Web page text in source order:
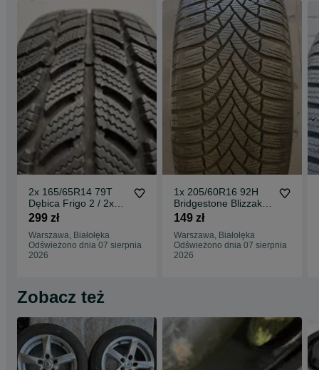
2x 165/65R14 79T
Dębica Frigo 2 / 2x
7mm [342]
299 zł
Warszawa, Białołęka
Odświeżono dnia 07 sierpnia
2026
1x 205/60R16 92H
Bridgestone Blizzak
LM005 / 5,5mm [659]
149 zł
Warszawa, Białołęka
Odświeżono dnia 07 sierpnia
2026
Zobacz też